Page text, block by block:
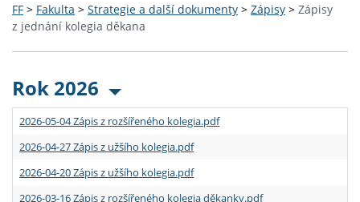
FF > Fakulta > Strategie a další dokumenty > Zápisy > Zápisy
z jednání kolegia děkana
Rok 2026
2026-05-04 Zápis z rozšířeného kolegia.pdf
2026-04-27 Zápis z užšího kolegia.pdf
2026-04-20 Zápis z užšího kolegia.pdf
2026-03-16 Zápis z rozšířeného kolegia děkanky.pdf